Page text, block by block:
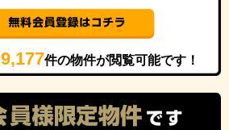
9,177件の物件が閲覧可能です！